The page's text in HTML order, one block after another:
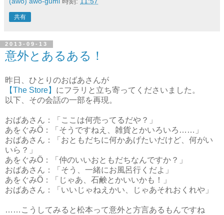
共有
2013-09-13
意外とあるある！
昨日、ひとりのおばあさんが
【The Store】 にフラリと立ち寄ってくださいました。
以下、その会話の一部を再現。
おばあさん：「ここは何売ってるだや？」
あをぐみÖ：「そうですねえ、雑貨とかいろいろ……」
おばあさん：「おともだちに何かあげたいだけど、何がい
いら？」
あをぐみÖ：「仲のいいおともだちなんですか？」
おばあさん：「そう、一緒にお風呂行くだよ」
あをぐみÖ：「じゃあ、石鹸とかいいかも！」
おばあさん：「いいじゃねえかい、じゃあそれおくれや」
……こうしてみると松本って意外と方言あるもんですね